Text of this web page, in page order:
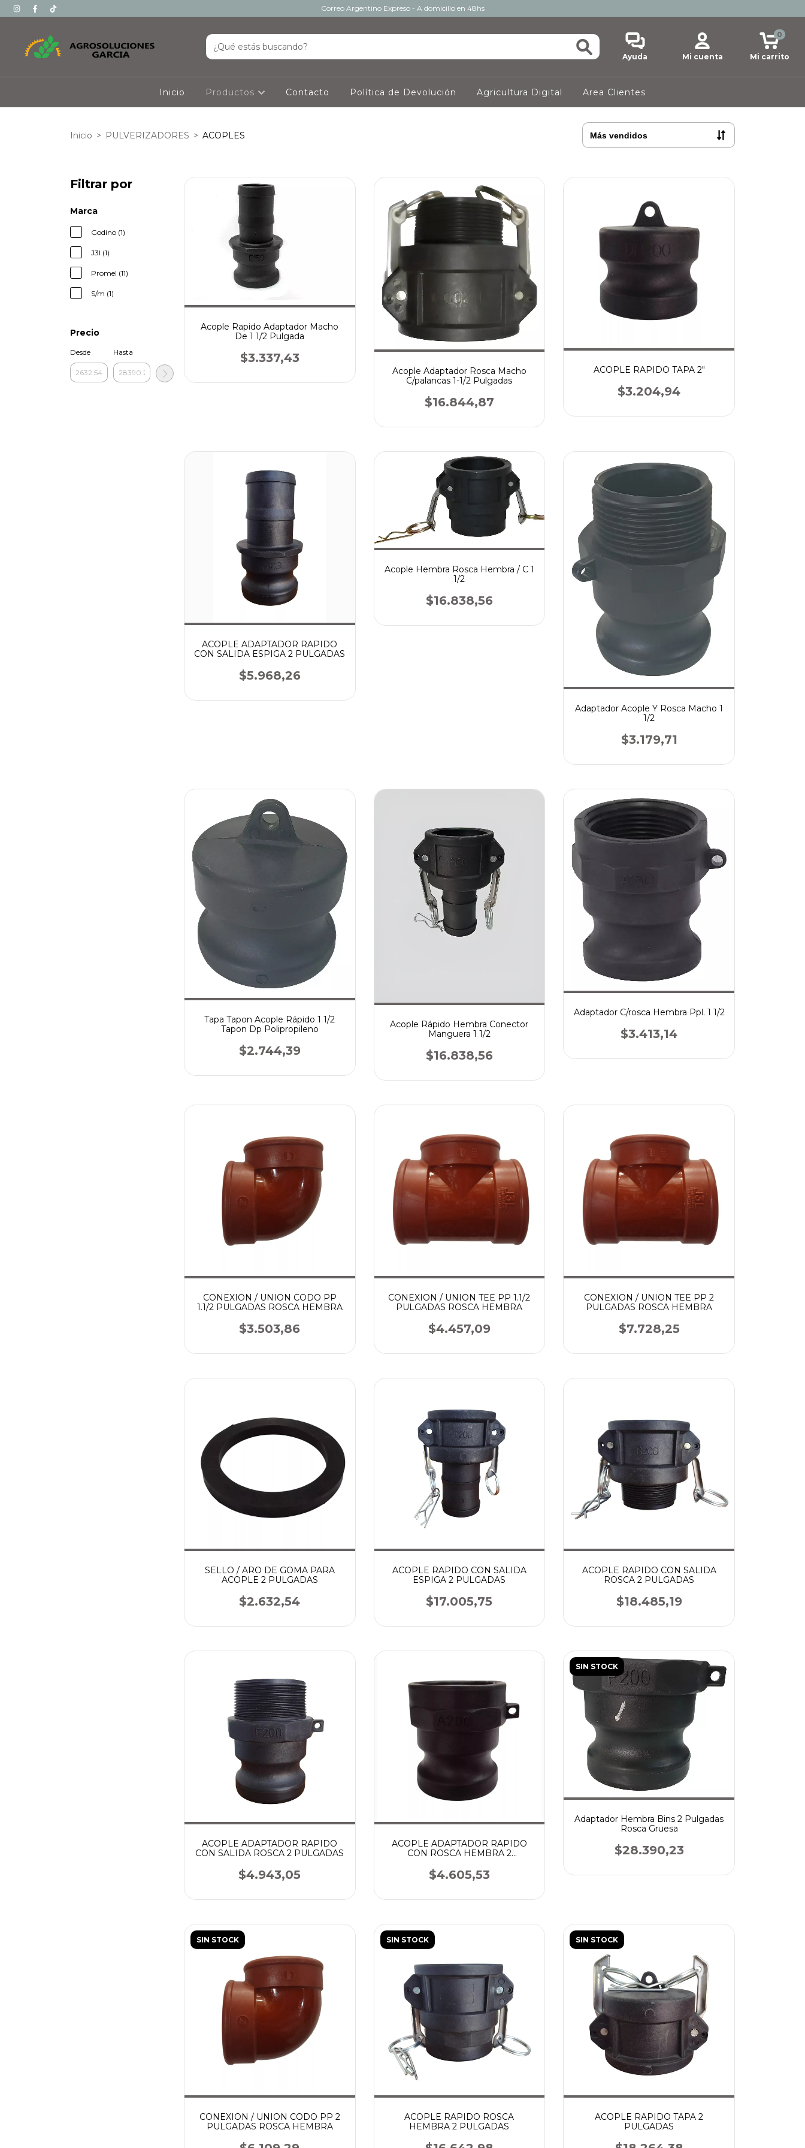
Correo Argentino Expreso - A domicilio en 48hs
Ayuda Mi cuenta Mi carrito
0
Inicio Productos Contacto Política de Devolución Agricultura Digital Area Clientes
Inicio > PULVERIZADORES > ACOPLES
Filtrar por
Marca
Godino (1)
J3l (1)
Promel (11)
S/m (1)
Precio
Desde Hasta
Acople Rapido Adaptador Macho
De 1 1/2 Pulgada
$3.337,43
Acople Adaptador Rosca Macho
C/palancas 1-1/2 Pulgadas
$16.844,87
ACOPLE RAPIDO TAPA 2"
$3.204,94
ACOPLE ADAPTADOR RAPIDO
CON SALIDA ESPIGA 2 PULGADAS
$5.968,26
Acople Hembra Rosca Hembra / C 1
1/2
$16.838,56
Adaptador Acople Y Rosca Macho 1
1/2
$3.179,71
Tapa Tapon Acople Rápido 1 1/2
Tapon Dp Polipropileno
$2.744,39
Acople Rápido Hembra Conector
Manguera 1 1/2
$16.838,56
Adaptador C/rosca Hembra Ppl. 1 1/2
$3.413,14
CONEXION / UNION CODO PP
1.1/2 PULGADAS ROSCA HEMBRA
$3.503,86
CONEXION / UNION TEE PP 1.1/2
PULGADAS ROSCA HEMBRA
$4.457,09
CONEXION / UNION TEE PP 2
PULGADAS ROSCA HEMBRA
$7.728,25
SELLO / ARO DE GOMA PARA
ACOPLE 2 PULGADAS
$2.632,54
ACOPLE RAPIDO CON SALIDA
ESPIGA 2 PULGADAS
$17.005,75
ACOPLE RAPIDO CON SALIDA
ROSCA 2 PULGADAS
$18.485,19
ACOPLE ADAPTADOR RAPIDO
CON SALIDA ROSCA 2 PULGADAS
$4.943,05
ACOPLE ADAPTADOR RAPIDO
CON ROSCA HEMBRA 2
$4.605,53
SIN STOCK
Adaptador Hembra Bins 2 Pulgadas
Rosca Gruesa
$28.390,23
SIN STOCK
CONEXION / UNION CODO PP 2
PULGADAS ROSCA HEMBRA
SIN STOCK
ACOPLE RAPIDO ROSCA
HEMBRA 2 PULGADAS
SIN STOCK
ACOPLE RAPIDO TAPA 2
PULGADAS